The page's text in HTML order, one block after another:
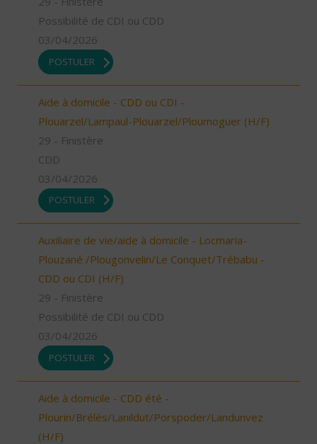
Possibilité de CDI ou CDD
03/04/2026
POSTULER
Aide à domicile - CDD ou CDI -
Plouarzel/Lampaul-Plouarzel/Ploumoguer (H/F)
29 - Finistère
CDD
03/04/2026
POSTULER
Auxiliaire de vie/aide à domicile - Locmaria-
Plouzané /Plougonvelin/Le Conquet/Trébabu -
CDD ou CDI (H/F)
29 - Finistère
Possibilité de CDI ou CDD
03/04/2026
POSTULER
Aide à domicile - CDD été -
Plourin/Brélès/Lanildut/Porspoder/Landunvez
(H/F)